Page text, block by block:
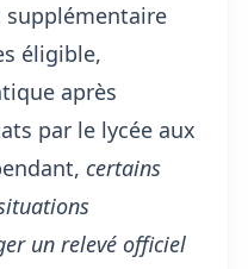
éligible,
après
par le lycée aux
certains
un relevé officiel